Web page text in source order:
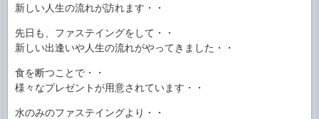
新しい人生の流れが訪れます・・
先日も、ファステイングをして・・
新しい出逢いや人生の流れがやってきました・・
食を断つことで・・
様々なプレゼントが用意されています・・
水のみのファステイングより・・